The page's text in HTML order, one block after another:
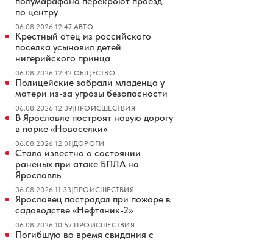
по центру
06.08.2026 12:47|АВТО
Крестный отец из российского
поселка усыновил детей
нигерийского принца
06.08.2026 12:42|ОБЩЕСТВО
Полицейские забрали младенца у
матери из-за угрозы безопасности
06.08.2026 12:39|ПРОИСШЕСТВИЯ
В Ярославле построят новую дорогу
в парке «Новоселки»
06.08.2026 12:01|ДОРОГИ
Стало известно о состоянии
раненых при атаке БПЛА на
Ярославль
06.08.2026 11:33|ПРОИСШЕСТВИЯ
Ярославец пострадал при пожаре в
садоводстве «Нефтяник-2»
06.08.2026 10:57|ПРОИСШЕСТВИЯ
Погибшую во время свидания с